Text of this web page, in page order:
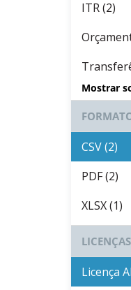
ITR (2)
Mostrar
CSV (2)
PDF (2)
XLSX (1)
LICENÇAS
Licença